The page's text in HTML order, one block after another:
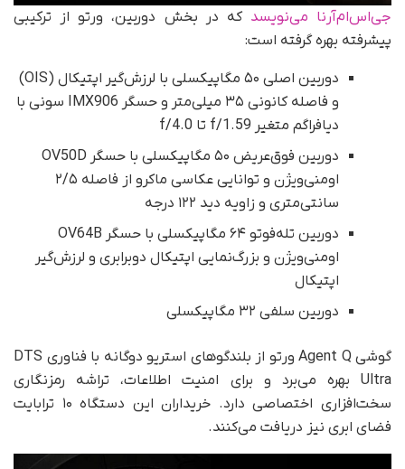
جی‌اس‌ام‌آرنا می‌نویسد که در بخش دوربین، ورتو از ترکیبی
پیشرفته بهره گرفته است:
دوربین اصلی ۵۰ مگاپیکسلی با لرزش‌گیر اپتیکال (OIS)
و فاصله کانونی ۳۵ میلی‌متر و حسگر IMX906 سونی با
دیافراگم متغیر f/1.59 تا f/4.0
دوربین فوق‌عریض ۵۰ مگاپیکسلی با حسگر OV50D
اومنی‌ویژن و توانایی عکاسی ماکرو از فاصله ۲/۵
سانتی‌متری و زاویه دید ۱۲۲ درجه
دوربین تله‌فوتو ۶۴ مگاپیکسلی با حسگر OV64B
اومنی‌ویژن و بزرگ‌نمایی اپتیکال دوبرابری و لرزش‌گیر
اپتیکال
دوربین سلفی ۳۲ مگاپیکسلی
گوشی Agent Q ورتو از بلندگوهای استریو دوگانه با فناوری DTS
Ultra بهره می‌برد و برای امنیت اطلاعات، تراشه رمزنگاری
سخت‌افزاری اختصاصی دارد. خریداران این دستگاه ۱۰ ترابایت
فضای ابری نیز دریافت می‌کنند.